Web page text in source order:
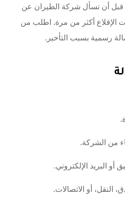
قبل أن تسأل شركة الطيران عن
الإقلاع أكثر من مرة. اطلب من
رسمية بسبب التأخير.
من الشركة.
البريد الإلكتروني.
النقل، أو الاتصالات.